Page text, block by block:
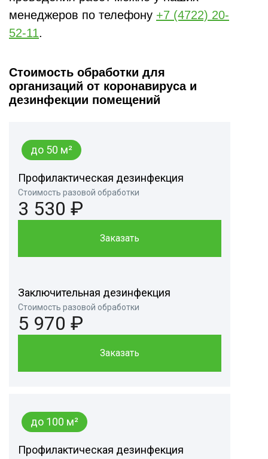
менеджеров по телефону +7 (4722) 20-
52-11.
Стоимость обработки для
организаций от коронавируса и
дезинфекции помещений
до 50 м²
Профилактическая дезинфекция
Стоимость разовой обработки
3 530 ₽
Заказать
Заключительная дезинфекция
Стоимость разовой обработки
5 970 ₽
Заказать
до 100 м²
Профилактическая дезинфекция